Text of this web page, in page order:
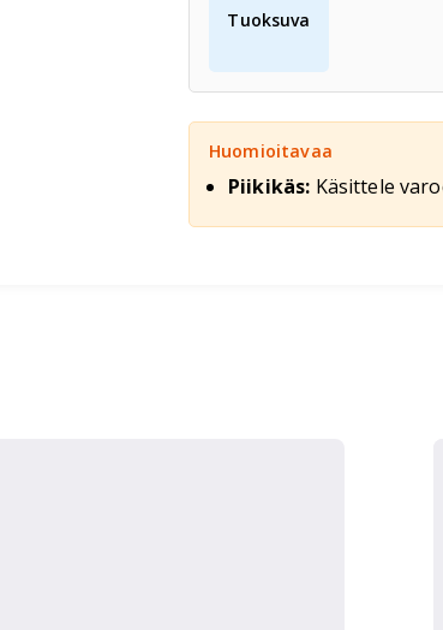
Tuoksuva
Huomioitavaa
Piikikäs: Käsittele